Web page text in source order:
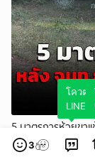
5 มาตรการห้วยขา
สวพ.FM91
3
โควต
LINE